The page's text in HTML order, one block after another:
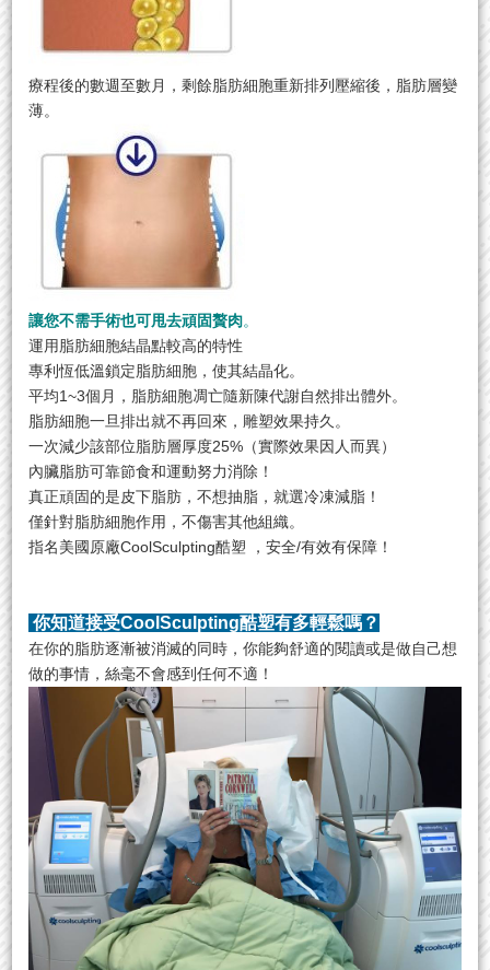
療程後的數週至數月，剩餘脂肪細胞重新排列壓縮後，脂肪層變
薄。
讓您不需手術也可甩去頑固贅肉。
運用脂肪細胞結晶點較高的特性
專利恆低溫鎖定脂肪細胞，使其結晶化。
平均1~3個月，脂肪細胞凋亡隨新陳代謝自然排出體外。
脂肪細胞一旦排出就不再回來，雕塑效果持久。
一次減少該部位脂肪層厚度25%（實際效果因人而異）
內臟脂肪可靠節食和運動努力消除！
真正頑固的是皮下脂肪，不想抽脂，就選冷凍減脂！
僅針對脂肪細胞作用，不傷害其他組織。
指名美國原廠CoolSculpting酷塑 ，安全/有效有保障！
你知道接受CoolSculpting酷塑有多輕鬆嗎？
在你的脂肪逐漸被消滅的同時，你能夠舒適的閱讀或是做自己想
做的事情，絲毫不會感到任何不適！